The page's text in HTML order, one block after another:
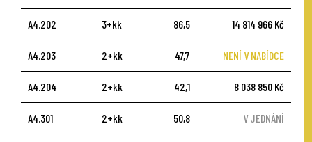
A4.202 3+kk 86,5 14 814 966 Kč
A4.203 2+kk 47,7 NENÍ V NABÍDCE
A4.204 2+kk 42,1 8 038 850 Kč
A4.301 2+kk 50,8 V JEDNÁNÍ